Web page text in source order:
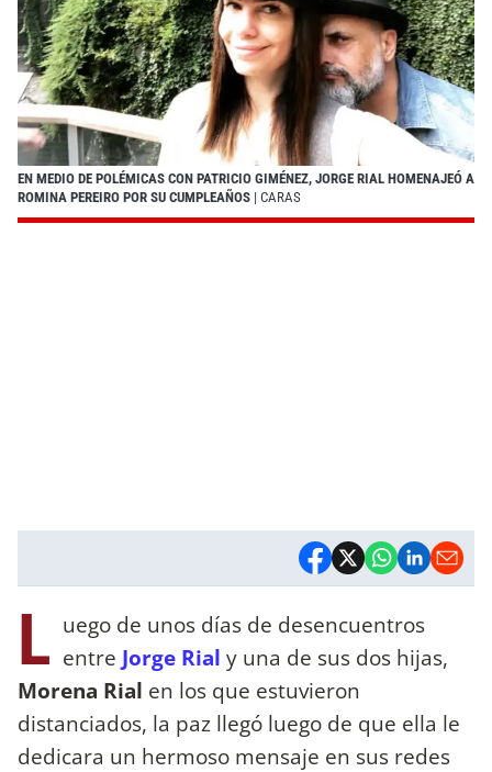
EN MEDIO DE POLÉMICAS CON PATRICIO GIMÉNEZ, JORGE RIAL HOMENAJEÓ A
ROMINA PEREIRO POR SU CUMPLEAÑOS | CARAS
L uego de unos días de desencuentros
entre Jorge Rial y una de sus dos hijas,
Morena Rial en los que estuvieron
distanciados, la paz llegó luego de que ella le
dedicara un hermoso mensaje en sus redes